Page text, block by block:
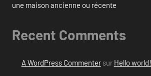
une maison ancienne ou récente
Recent Comments
A WordPress Commentersur Hello world!